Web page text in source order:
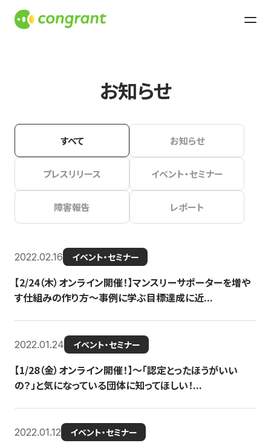
お知らせ
すべて お知らせ
プレスリリース イベント・セミナー
障害報告 レポート
2022.02.16 イベント・セミナー
【2/24（木）オンライン開催！】マンスリーサポーターを増や
す仕組みの作り方〜事例に学ぶ目標達成に近...
2022.01.24 イベント・セミナー
【1/28（金）オンライン開催！】〜「認定とったほうがいい
の？」と気になっている団体に知ってほしい！...
2022.01.12 イベント・セミナー